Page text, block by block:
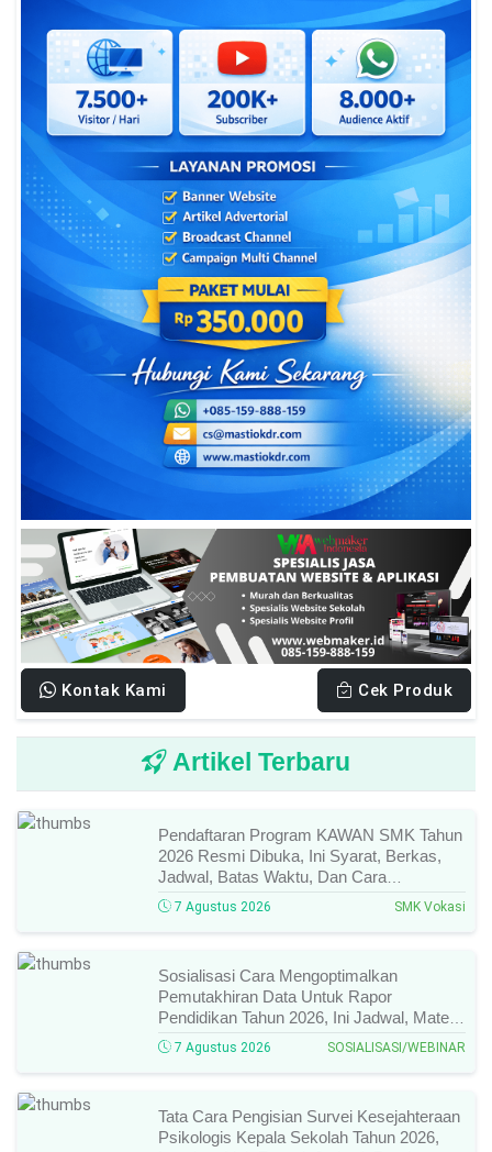
Kontak Kami Cek Produk
Artikel Terbaru
Pendaftaran Program KAWAN SMK Tahun
2026 Resmi Dibuka, Ini Syarat, Berkas,
Jadwal, Batas Waktu, Dan Cara
Pendaftarannya!
7 Agustus 2026 SMK Vokasi
Sosialisasi Cara Mengoptimalkan
Pemutakhiran Data Untuk Rapor
Pendidikan Tahun 2026, Ini Jadwal, Materi,
Narasumber, Dan Link Mengikutinya!
7 Agustus 2026 SOSIALISASI/WEBINAR
Tata Cara Pengisian Survei Kesejahteraan
Psikologis Kepala Sekolah Tahun 2026,